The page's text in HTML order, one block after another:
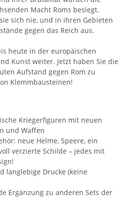
Macht Roms besiegt.
sich nie, und in ihren Gebieten
gegen das Reich aus.
heute in der europäischen
Kunst weiter. Jetzt haben Sie die
Aufstand gegen Rom zu
Klemmbausteinen!
Kriegerfiguren mit neuen
und Waffen
neue Helme, Speere, ein
verzierte Schilde – jedes mit
langlebige Drucke (keine
Ergänzung zu anderen Sets der